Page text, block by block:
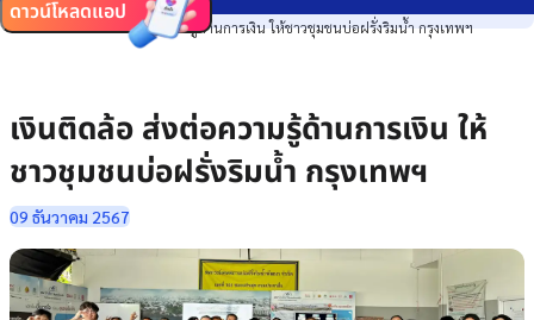
ดาวน์โหลดแอป
ความยั่งยืน
เงินติดล้อ ส่งต่อความรู้ด้านการเงิน ให้ชาวชุมชนบ่อฝรั่งริมน้ำ กรุงเทพฯ
เงินติดล้อ ส่งต่อความรู้ด้านการเงิน ให้
ชาวชุมชนบ่อฝรั่งริมน้ำ กรุงเทพฯ
09 ธันวาคม 2567